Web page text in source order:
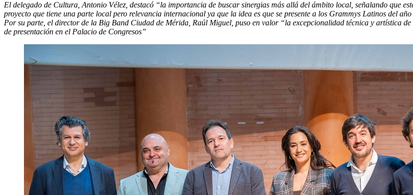
El delegado de Cultura, Antonio Vélez, destacó “la importancia de buscar sinergias más allá del ámbito local, señalando que
proyecto que tiene una parte local pero relevancia internacional ya que la idea es que se presente a los Grammys Latinos del año
Por su parte, el director de la Big Band Ciudad de Mérida, Raúl Miguel, puso en valor “la excepcionalidad técnica y artística
de presentación en el Palacio de Congresos”